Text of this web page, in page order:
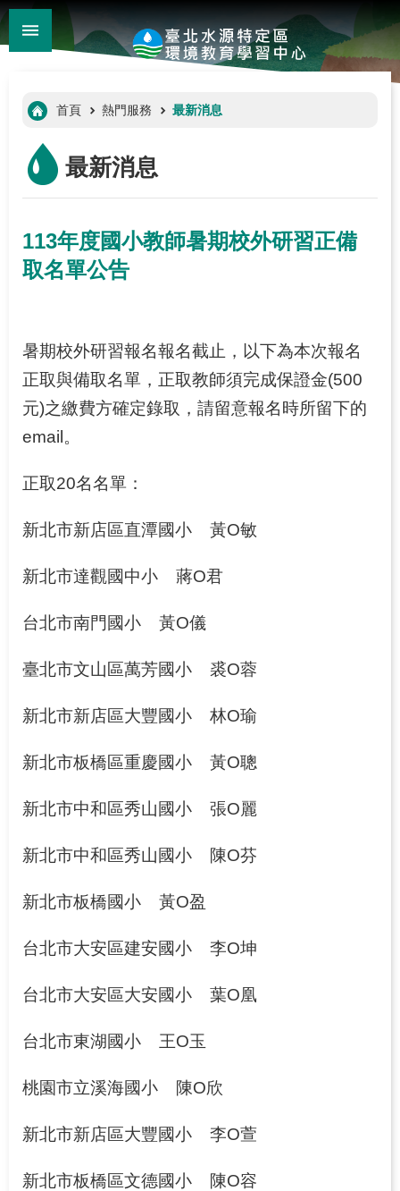
跳到主要內容區塊
搜
於
習
心
熱
服
務
主
活
源
旅
載
區
歷
成
果
專
區
首
:::
首頁 熱門服務 最新消息
最新消息
113年度國小教師暑期校外研習正備
取名單公告
暑期校外研習報名報名截止，以下為本次報名
正取與備取名單，正取教師須完成保證金(500
元)之繳費方確定錄取，請留意報名時所留下的
email。
正取20名名單：
新北市新店區直潭國小 黃O敏
新北市達觀國中小 蔣O君
台北市南門國小 黃O儀
臺北市文山區萬芳國小 裘O蓉
新北市新店區大豐國小 林O瑜
新北市板橋區重慶國小 黃O聰
新北市中和區秀山國小 張O麗
新北市中和區秀山國小 陳O芬
新北市板橋國小 黃O盈
台北市大安區建安國小 李O坤
台北市大安區大安國小 葉O凰
台北市東湖國小 王O玉
桃園市立溪海國小 陳O欣
新北市新店區大豐國小 李O萱
新北市板橋區文德國小 陳O容